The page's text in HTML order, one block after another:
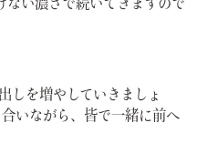
ない濃さで続いてきますので
しを増やしていきましょ
いながら、皆で一緒に前へ